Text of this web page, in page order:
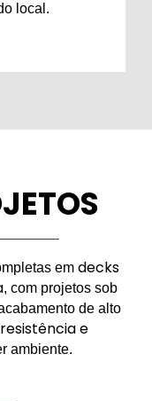
local.
em decks
, com projetos sob
de alto
e
ambiente.